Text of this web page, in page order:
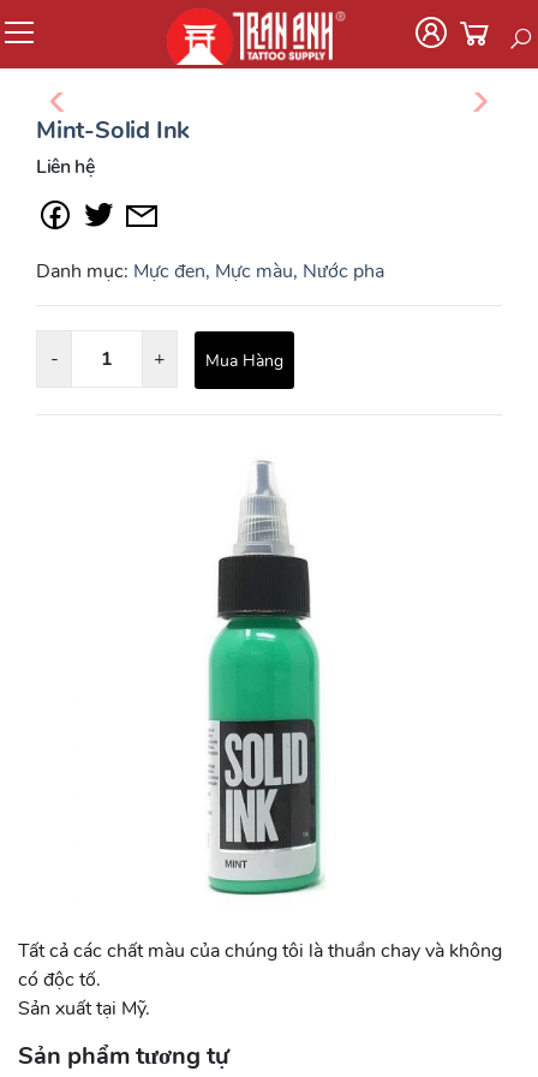
Mint-Solid Ink
Liên hệ
Danh mục: Mực đen, Mực màu, Nước pha
- + Mua Hàng
Tất cả các chất màu của chúng tôi là thuần chay và không
có độc tố.
Sản xuất tại Mỹ.
Sản phẩm tương tự